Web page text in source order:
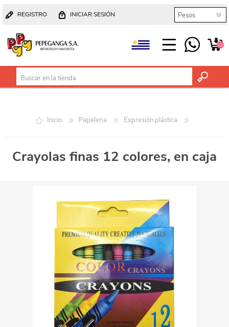
REGISTRO INICIAR SESIÓN
(0)
Inicio Papeleria Expresión plástica
Crayolas finas 12 colores, en caja